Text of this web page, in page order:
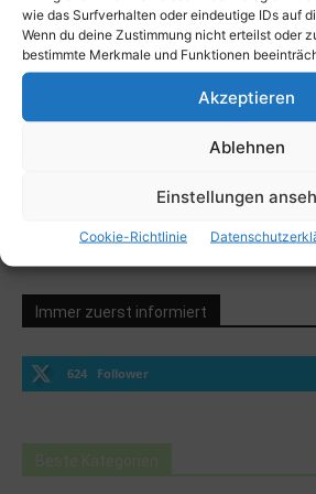
wie das Surfverhalten oder eindeutige IDs auf
Wenn du deine Zustimmung nicht erteilst oder
bestimmte Merkmale und Funktionen
Akzeptieren
Ablehnen
Einstellungen
Cookie-Richtlinie
Speichern Sie meinen Namen,
meine Website für den nächsten
Immer zuerst informiert
624 Follower